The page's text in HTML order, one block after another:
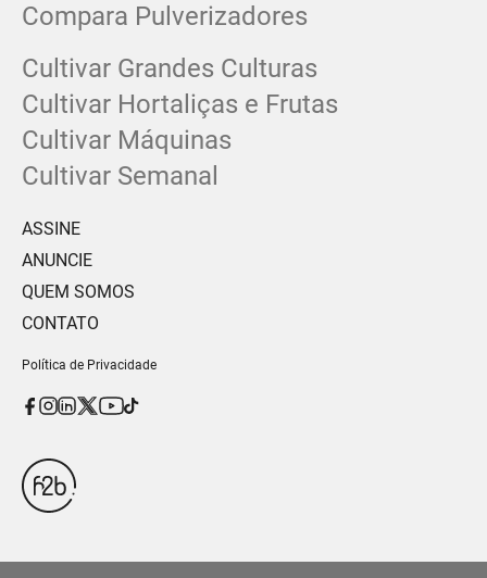
Compara Pulverizadores
Cultivar Grandes Culturas
Cultivar Hortaliças e Frutas
Cultivar Máquinas
Cultivar Semanal
ASSINE
ANUNCIE
QUEM SOMOS
CONTATO
Política de Privacidade